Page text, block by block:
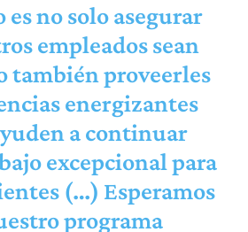
no solo asegurar
empleados sean
también proveerles
energizantes
a continuar
excepcional para
(…) Esperamos
programa